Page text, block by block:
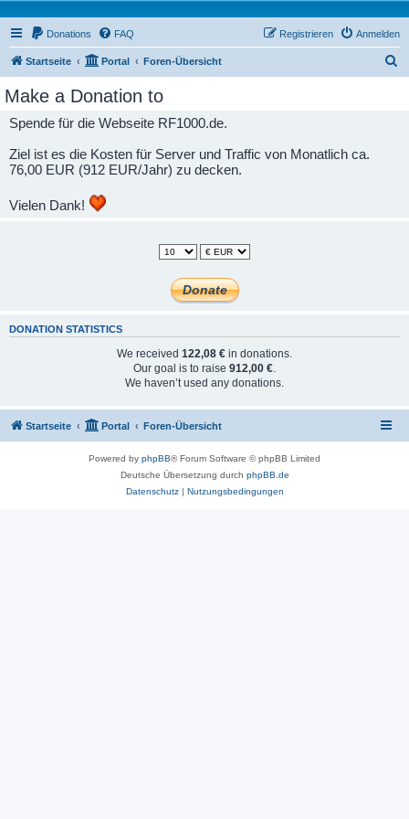
Donations FAQ Anmelden
Registrieren
Startseite Portal Foren-Übersicht
Make a Donation to
Spende für die Webseite RF1000.de.
Ziel ist es die Kosten für Server und Traffic von Monatlich ca.
76,00 EUR (912 EUR/Jahr) zu decken.
Vielen Dank!
DONATION STATISTICS
We received 122,08 € in donations.
Our goal is to raise 912,00 €.
We haven’t used any donations.
Startseite Portal Foren-Übersicht
Powered by phpBB® Forum Software © phpBB Limited
Deutsche Übersetzung durch phpBB.de
Datenschutz| Nutzungsbedingungen